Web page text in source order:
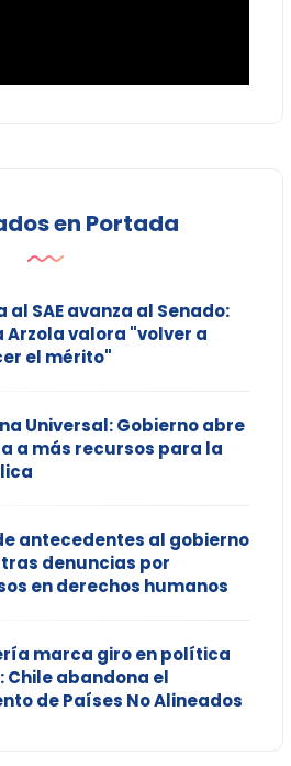
en Portada
al SAE avanza al Senado:
Arzola valora "volver a
el mérito"
Universal: Gobierno abre
a más recursos para la
antecedentes al gobierno
denuncias por
en derechos humanos
marca giro en política
Chile abandona el
de Países No Alineados